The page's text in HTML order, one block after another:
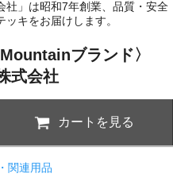
社」は昭和7年創業、品質・安全
キをお届けします。
ブランド〉
式会社
カートを見る
関連用品